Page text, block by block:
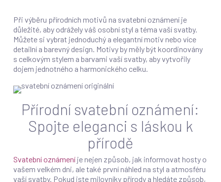
Při výběru přírodních motivů na svatební oznámení je
důležité, aby odrážely váš osobní styl a téma vaší svatby.
Můžete si vybrat jednoduchý a elegantní motiv nebo více
detailní a barevný design. Motivy by měly být koordinovány
s celkovým stylem a barvami vaší svatby, aby vytvořily
dojem jednotného a harmonického celku.
Přírodní svatební oznámení:
Spojte eleganci s láskou k
přírodě
Svatební oznámeníje nejen způsob, jak informovat hosty o
vašem velkém dni, ale také první náhled na styl a atmosféru
vaší svatby. Pokud jste milovníky přírody a hledáte způsob,